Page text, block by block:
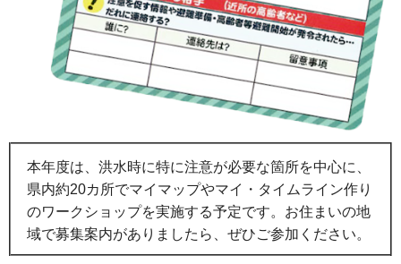
本年度は、洪水時に特に注意が必要な箇所を中心に、
県内約20カ所でマイマップやマイ・タイムライン作り
のワークショップを実施する予定です。お住まいの地
域で募集案内がありましたら、ぜひご参加ください。